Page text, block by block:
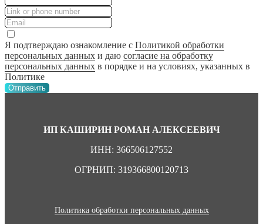
Я подтверждаю ознакомление с Политикой обработки
персональных данных и даю согласие на обработку
персональных данных в порядке и на условиях, указанных в
Политике
Отправить
ИП КАШИРИН РОМАН АЛЕКСЕЕВИЧ
ИНН: 366506127552
ОГРНИП: 319366800120713
Политика обработки персональных данных